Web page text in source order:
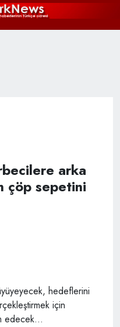
arka
çöp sepetini
hedeflerini
için
edecek...